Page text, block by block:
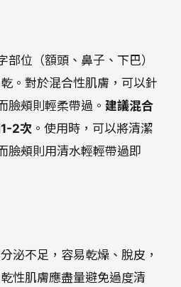
部位（額頭、鼻子、下巴）
。對於混合性肌膚，可以針
臉頰則輕柔帶過。 建議混合
2次 。使用時，可以將清潔
臉頰則用清水輕輕帶過即
泌不足，容易乾燥、脫皮，
性肌膚應盡量避免過度清